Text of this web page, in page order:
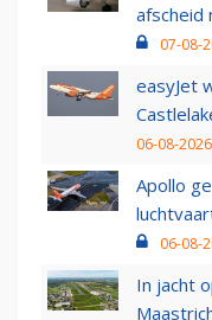
afscheid
07-08-
easyJet
06-08-
Apollo
06-08-
In jacht